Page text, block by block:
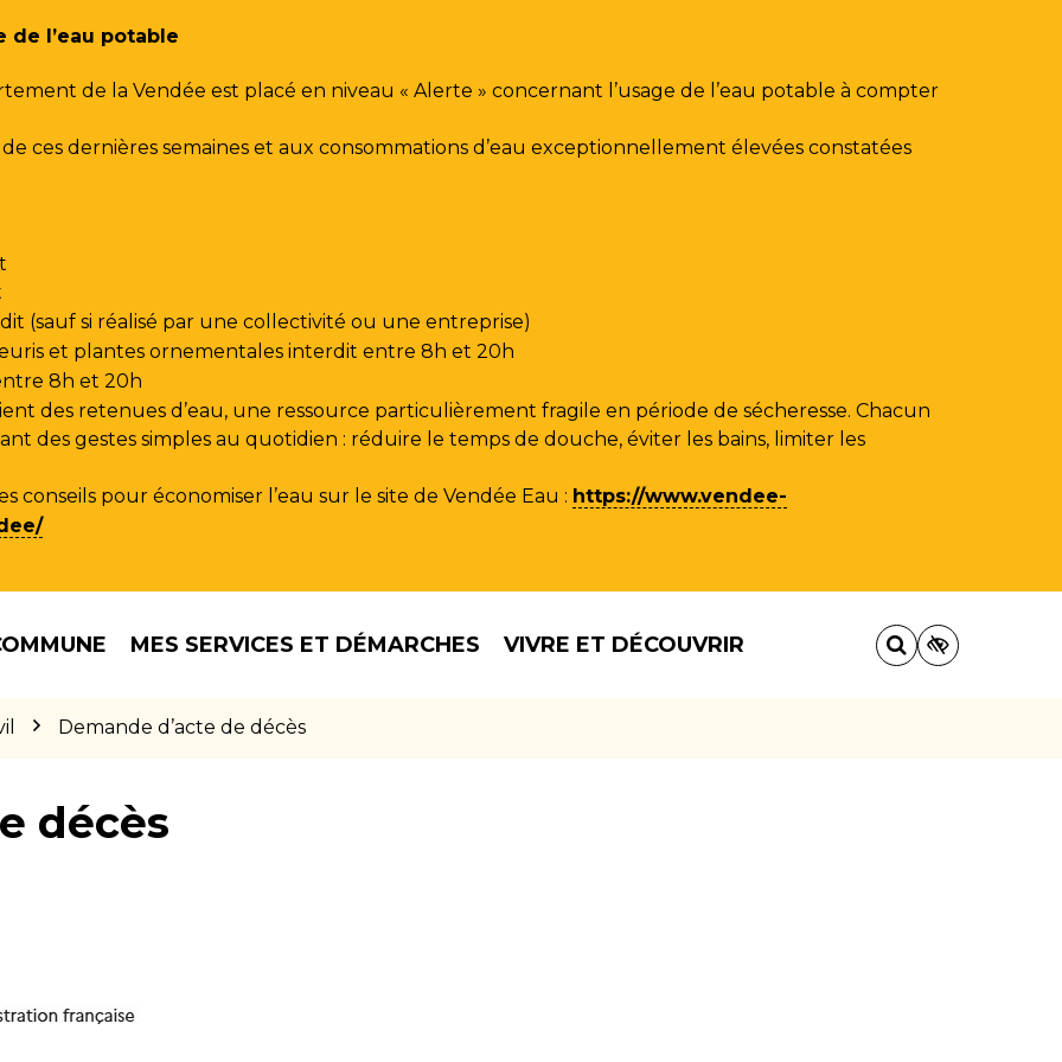
de l’eau potable
de la Vendée est placé en niveau « Alerte » concernant l’usage de l’eau potable à compter
ces dernières semaines et aux consommations d’eau exceptionnellement élevées constatées
(sauf si réalisé par une collectivité ou une entreprise)
et plantes ornementales interdit entre 8h et 20h
8h et 20h
des retenues d’eau, une ressource particulièrement fragile en période de sécheresse. Chacun
des gestes simples au quotidien : réduire le temps de douche, éviter les bains, limiter les
conseils pour économiser l’eau sur le site de Vendée Eau : https://www.vendee-
MES SERVICES ET DÉMARCHES VIVRE ET DÉCOUVRIR
Demande d’acte de décès
décès